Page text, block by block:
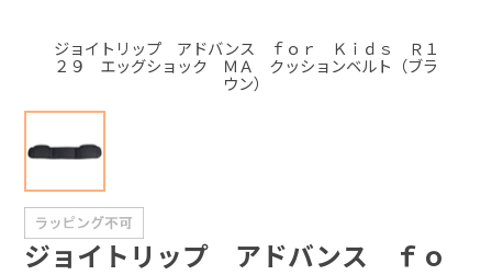
ジョイトリップ アドバンス ｆｏｒ Ｋｉｄｓ Ｒ１
２９ エッグショック ＭＡ クッションベルト（ブラ
ウン）
ジョイトリップ アドバンス ｆｏ